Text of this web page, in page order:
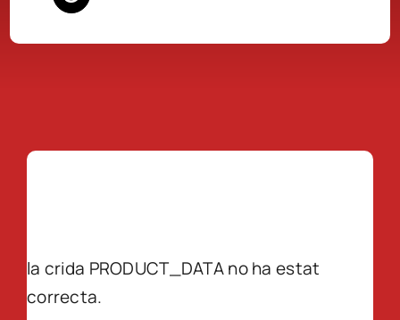
la crida PRODUCT_DATA no ha estat
correcta.